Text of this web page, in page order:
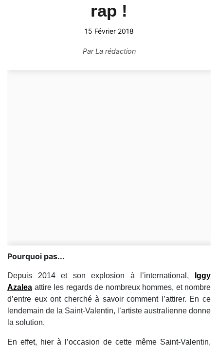
rap !
15 Février 2018
ParLa rédaction
Pourquoi pas...
Depuis 2014 et son explosion à l’international,
Iggy
Azalea attire les regards de nombreux hommes, et nombre
d’entre eux ont cherché à savoir comment l’attirer. En ce
lendemain de la Saint-Valentin, l’artiste australienne donne
la solution.
En effet, hier à l’occasion de cette même Saint-Valentin,